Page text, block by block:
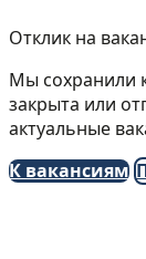
Отклик на
Мы сохранили
закрыта или
актуальные
К вакансиям